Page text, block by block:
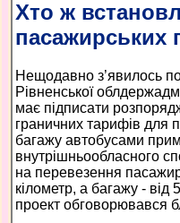
Хто ж
пасажирських
Нещодавно з’явилось
Рівненської
має підписати
граничних тарифів для
багажу автобусами
внутрішньообласного
на перевезення
кілометр, а багажу - від
проект обговорювався